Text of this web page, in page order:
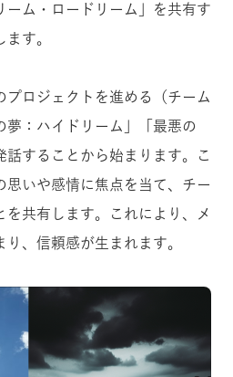
ーム・ロードリーム」を共有す
す。
プロジェクトを進める（チーム
夢：ハイドリーム」「最悪の
話することから始まります。こ
思いや感情に焦点を当て、チー
を共有します。これにより、メ
、信頼感が生まれます。